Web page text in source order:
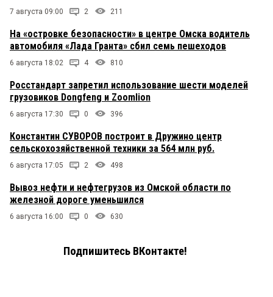
7 августа 09:00 2 211
На «островке безопасности» в центре Омска водитель
автомобиля «Лада Гранта» сбил семь пешеходов
6 августа 18:02 4 810
Росстандарт запретил использование шести моделей
грузовиков Dongfeng и Zoomlion
6 августа 17:30 0 396
Константин СУВОРОВ построит в Дружино центр
сельскохозяйственной техники за 564 млн руб.
6 августа 17:05 2 498
Вывоз нефти и нефтегрузов из Омской области по
железной дороге уменьшился
6 августа 16:00 0 630
Подпишитесь ВКонтакте!